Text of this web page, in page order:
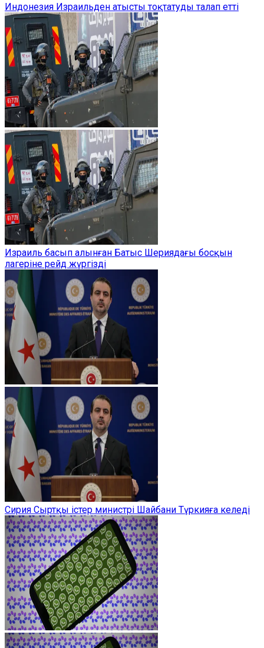
Индонезия Израильден атысты тоқтатуды талап етті
Израиль басып алынған Батыс Шериядағы босқын
лагеріне рейд жүргізді
Сирия Сыртқы істер министрі Шайбани Түркияға келеді